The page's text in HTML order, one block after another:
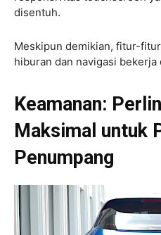
disentuh.
Meskipun demikian, fitur-
hiburan dan navigasi bekerja
Keamanan:
Maksimal untuk
Penumpang